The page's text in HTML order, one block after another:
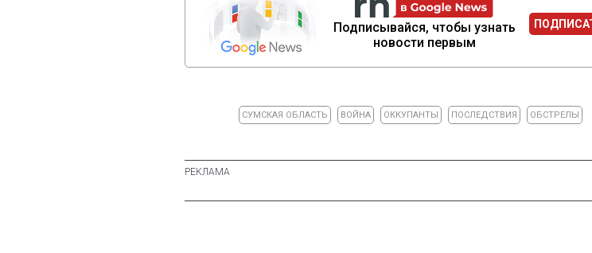
Подписывайся, чтобы узнать
новости первым
СУМСКАЯ ОБЛАСТЬ ВОЙНА ОККУПАНТЫ ПОСЛЕДСТВИЯ ОБСТРЕЛЫ